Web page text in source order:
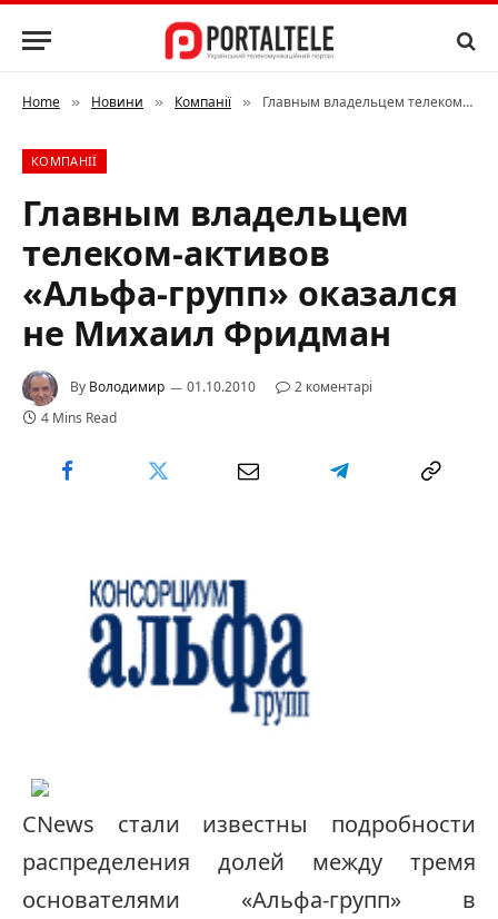
Home » Новини » Компанії » Главным владельцем телеком-активов «Альфа-групп» оказался не Михаил Фридман
КОМПАНІЇ
Главным владельцем
телеком-активов
«Альфа-групп» оказался
не Михаил Фридман
By Володимир 01.10.2010
2 коментарі
4 Mins Read
CNews стали известны подробности
распределения долей между тремя
основателями «Альфа-групп» в